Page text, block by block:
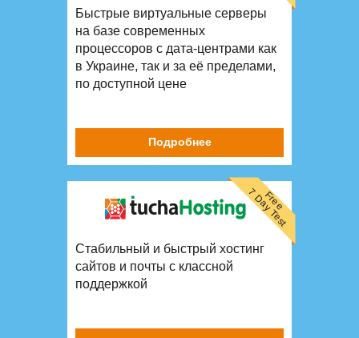
Быстрые виртуальные серверы
на базе современных
процессоров с дата-центрами как
в Украине, так и за её пределами,
по доступной цене
Подробнее
Free
7 Day Test
Стабильный и быстрый хостинг
сайтов и почты с классной
поддержкой